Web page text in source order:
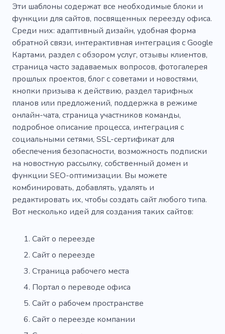
Почтовая служба
Диспетчерский персонал
Эти шаблоны содержат все необходимые блоки и
функции для сайтов, посвященных переезду офиса.
Среди них: адаптивный дизайн, удобная форма
обратной связи, интерактивная интеграция с Google
Картами, раздел с обзором услуг, отзывы клиентов,
страница часто задаваемых вопросов, фотогалерея
прошлых проектов, блог с советами и новостями,
кнопки призыва к действию, раздел тарифных
планов или предложений, поддержка в режиме
онлайн-чата, страница участников команды,
подробное описание процесса, интеграция с
социальными сетями, SSL-сертификат для
обеспечения безопасности, возможность подписки
на новостную рассылку, собственный домен и
функции SEO-оптимизации. Вы можете
комбинировать, добавлять, удалять и
редактировать их, чтобы создать сайт любого типа.
Вот несколько идей для создания таких сайтов:
Сайт о переезде
Сайт о переезде
Страница рабочего места
Портал о переводе офиса
Сайт о рабочем пространстве
Сайт о переезде компании